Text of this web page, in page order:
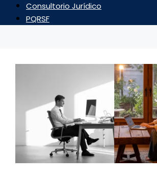
Consultorio Jurídico
PQRSF